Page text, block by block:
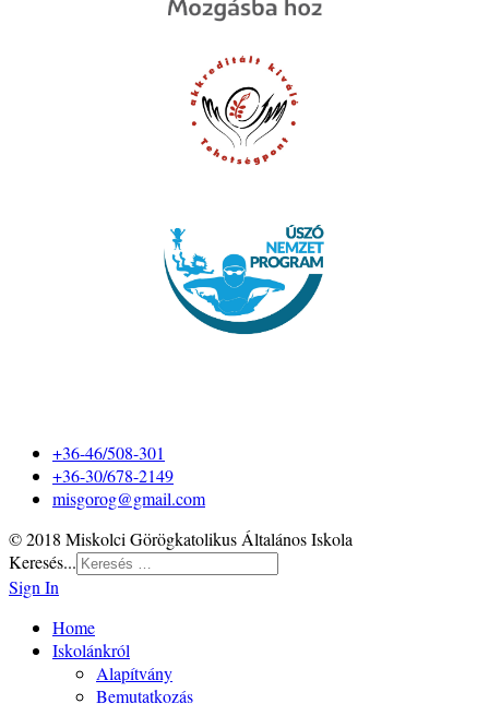
+36-46/508-301
+36-30/678-2149
misgorog@gmail.com
© 2018 Miskolci Görögkatolikus Általános Iskola
Keresés...
Sign In
Home
Iskolánkról
Alapítvány
Bemutatkozás